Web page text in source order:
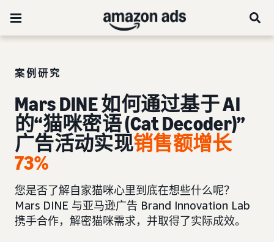
案例研究
Mars DINE 如何通过基于 AI
的“猫咪密语 (Cat Decoder)”
广告活动实现销售额增长
73%
您是否了解自家猫咪心里到底在想些什么呢？
Mars DINE 与亚马逊广告 Brand Innovation Lab
携手合作，解密猫咪需求，并取得了实际成效。